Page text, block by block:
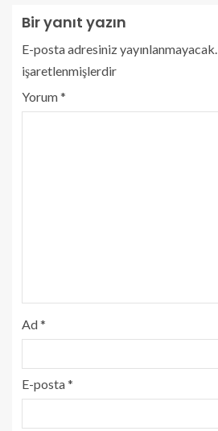
Bir yanıt yazın
E-posta adresiniz yayınlanmayacak.
işaretlenmişlerdir
Yorum*
Ad*
E-posta*